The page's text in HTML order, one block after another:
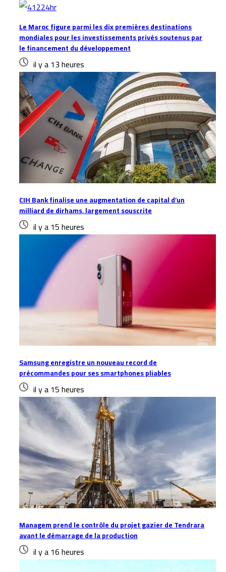
Le Maroc figure parmi les dix premières destinations
mondiales pour les investissements privés soutenus par
le financement du développement
il y a 13 heures
CIH Bank finalise une augmentation de capital d’un
milliard de dirhams, largement souscrite
il y a 15 heures
Samsung enregistre un nouveau record de
précommandes pour ses smartphones pliables
il y a 15 heures
Managem prend le contrôle du projet gazier de Tendrara
avant le démarrage de la production
il y a 16 heures